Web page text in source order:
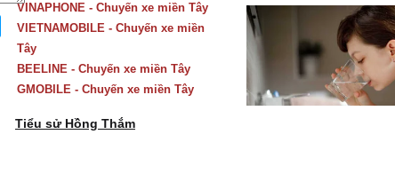
VINAPHONE - Chuyến xe miền Tây
VIETNAMOBILE - Chuyến xe miền
Tây
BEELINE - Chuyến xe miền Tây
GMOBILE - Chuyến xe miền Tây
Tiểu sử Hồng Thắm